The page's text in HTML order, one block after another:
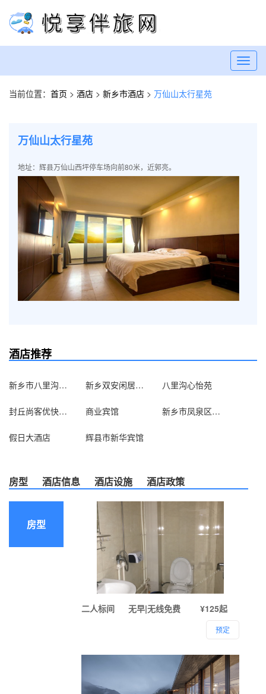
当前位置： 首页 > 酒店 > 新乡市酒店 > 万仙山太行星苑
万仙山太行星苑
地址：辉县万仙山西坪停车场向前80米，近郭亮。
酒店推荐
新乡市八里沟度假村有限公司 新乡双安闲居农家乐 八里沟心怡苑
封丘尚客优快捷酒店（封丘北干道路店） 商业宾馆 新乡市凤泉区白鹭宾馆
假日大酒店 辉县市新华宾馆
房型 酒店信息 酒店设施 酒店政策
房型
二人标间 ¥125起
无早|无线免费
预定